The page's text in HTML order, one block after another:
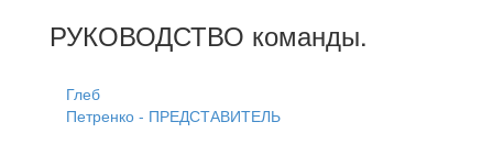
РУКОВОДСТВО команды.
Глеб
Петренко - ПРЕДСТАВИТЕЛЬ